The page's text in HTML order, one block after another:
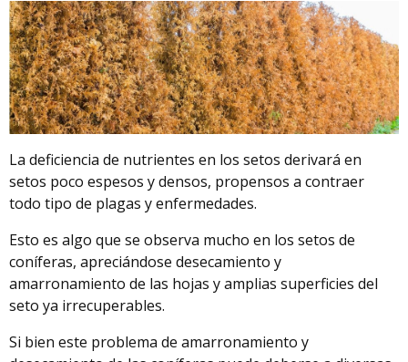
La deficiencia de nutrientes en los setos derivará en
setos poco espesos y densos, propensos a contraer
todo tipo de plagas y enfermedades.
Esto es algo que se observa mucho en los setos de
coníferas, apreciándose desecamiento y
amarronamiento de las hojas y amplias superficies del
seto ya irrecuperables.
Si bien este problema de amarronamiento y